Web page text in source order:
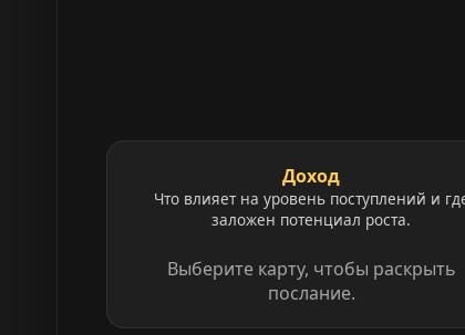
Доход
Что влияет на уровень поступлений и
заложен потенциал роста.
Выберите карту, чтобы раскрыть
послание.